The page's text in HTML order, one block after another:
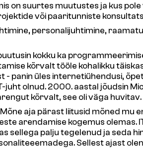
on suurtes muutustes ja kus
või paaritunniste
personalijuhtimine,
kokku ka
kõrvalt tööle kohalikku
panin üles internetiühendusi,
olnud. 2000. aastal jõudsin
kõrvalt, see oli väga huvitav.
aja pärast liitusid mõned mu
arendamise kogemus
sellega palju tegelenud ja seda
Sellest ajast